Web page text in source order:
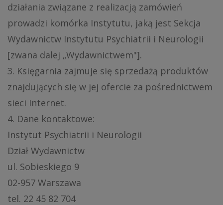
działania związane z realizacją zamówień
prowadzi komórka Instytutu, jaką jest Sekcja
Wydawnictw Instytutu Psychiatrii i Neurologii
[zwana dalej „Wydawnictwem"].
3. Księgarnia zajmuje się sprzedażą produktów
znajdujących się w jej ofercie za pośrednictwem
sieci Internet.
4. Dane kontaktowe:
Instytut Psychiatrii i Neurologii
Dział Wydawnictw
ul. Sobieskiego 9
02-957 Warszawa
tel. 22 45 82 704